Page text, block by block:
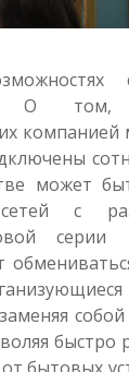
О том,
компанией
может
с
серии
собой
быстро